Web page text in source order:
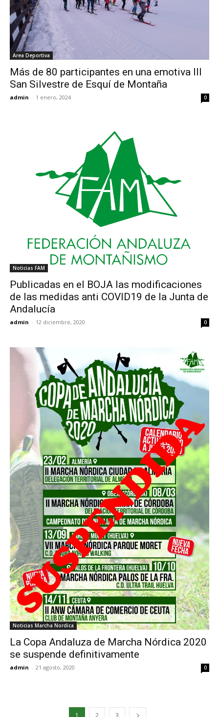
Area Deportiva
Más de 80 participantes en una emotiva III
San Silvestre de Esquí de Montaña
admin - 1 enero, 2024 0
Noticias FAM
Publicadas en el BOJA las modificaciones
de las medidas anti COVID19 de la Junta de
Andalucía
admin - 12 diciembre, 2020 0
Noticias Marcha Nordica
La Copa Andaluza de Marcha Nórdica 2020
se suspende definitivamente
admin - 21 agosto, 2020 0
1 2 3